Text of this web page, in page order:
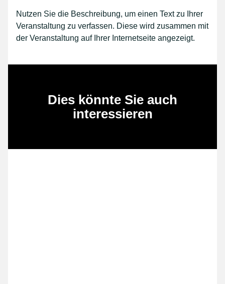
Nutzen Sie die Beschreibung, um einen Text zu Ihrer
Veranstaltung zu verfassen. Diese wird zusammen mit
der Veranstaltung auf Ihrer Internetseite angezeigt.
Dies könnte Sie auch
interessieren